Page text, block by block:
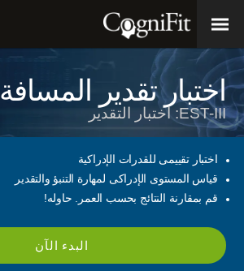
اختبار تقدير المسافة
EST-III: اختبار التقدير
اختبار تقييمى للقدرات الإدراكية
قياس المستوى الإدراكى لمهارة التنبؤ والتقدير
قم بمقارنة النتائج بحسب العمر. حاوله!
البدء الآن